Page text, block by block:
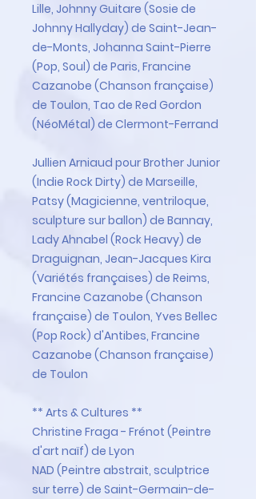
Lille, Johnny Guitare (Sosie de
Johnny Hallyday) de Saint-Jean-
de-Monts, Johanna Saint-Pierre
(Pop, Soul) de Paris, Francine
Cazanobe (Chanson française)
de Toulon, Tao de Red Gordon
(NéoMétal) de Clermont-Ferrand
Jullien Arniaud pour Brother Junior
(Indie Rock Dirty) de Marseille,
Patsy (Magicienne, ventriloque,
sculpture sur ballon) de Bannay,
Lady Ahnabel (Rock Heavy) de
Draguignan, Jean-Jacques Kira
(Variétés françaises) de Reims,
Francine Cazanobe (Chanson
française) de Toulon, Yves Bellec
(Pop Rock) d'Antibes, Francine
Cazanobe (Chanson française)
de Toulon
** Arts & Cultures **
Christine Fraga - Frénot (Peintre
d'art naïf) de Lyon
NAD (Peintre abstrait, sculptrice
sur terre) de Saint-Germain-de-